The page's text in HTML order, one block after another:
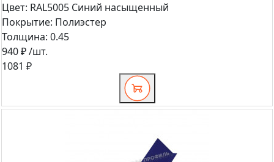
Цвет: RAL5005 Синий насыщенный
Покрытие: Полиэстер
Толщина: 0.45
940 ₽/шт.
1081 ₽